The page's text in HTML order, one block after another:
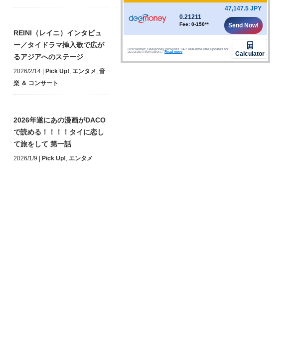
REINI（レイニ）インタビュ
ー／タイドラマ挿入歌で広が
るアジアへのステージ
2026/2/14 Pick Up!, エンタメ, 音
楽 ＆ コンサート
2026年遂にあの漫画がDACO
で読める！！！！タイに恋し
て旅をして 第一話
2026/1/9 Pick Up!, エンタメ